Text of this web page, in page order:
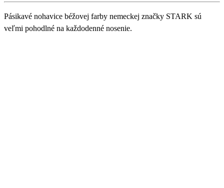
Pásikavé nohavice béžovej farby nemeckej značky STARK sú
veľmi pohodlné na každodenné nosenie.